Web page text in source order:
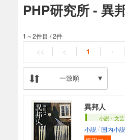
PHP研究所 - 異
1～2件目 /2件
<< < 1 ・
一致順
異邦人
小説・文芸
小説 / 国内小説